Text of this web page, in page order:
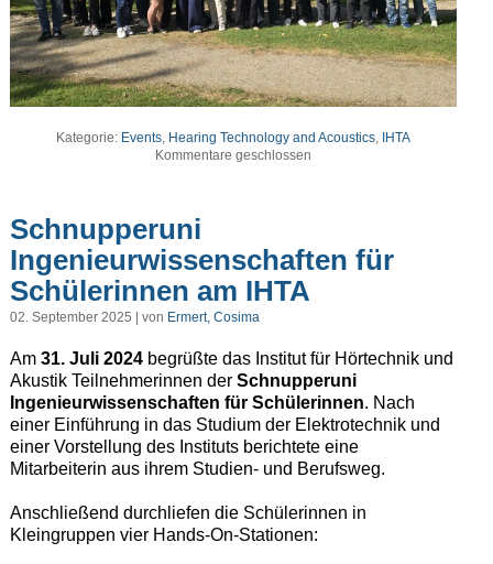
Kategorie: Events, Hearing Technology and Acoustics, IHTA
Kommentare geschlossen
Schnupperuni
Ingenieurwissenschaften für
Schülerinnen am IHTA
02. September 2025 | von Ermert, Cosima
Am 31. Juli 2024begrüßte das Institut für Hörtechnik und
Akustik Teilnehmerinnen der Schnupperuni
Ingenieurwissenschaften für Schülerinnen. Nach
einer Einführung in das Studium der Elektrotechnik und
einer Vorstellung des Instituts berichtete eine
Mitarbeiterin aus ihrem Studien- und Berufsweg.
Anschließend durchliefen die Schülerinnen in
Kleingruppen vier Hands-On-Stationen: